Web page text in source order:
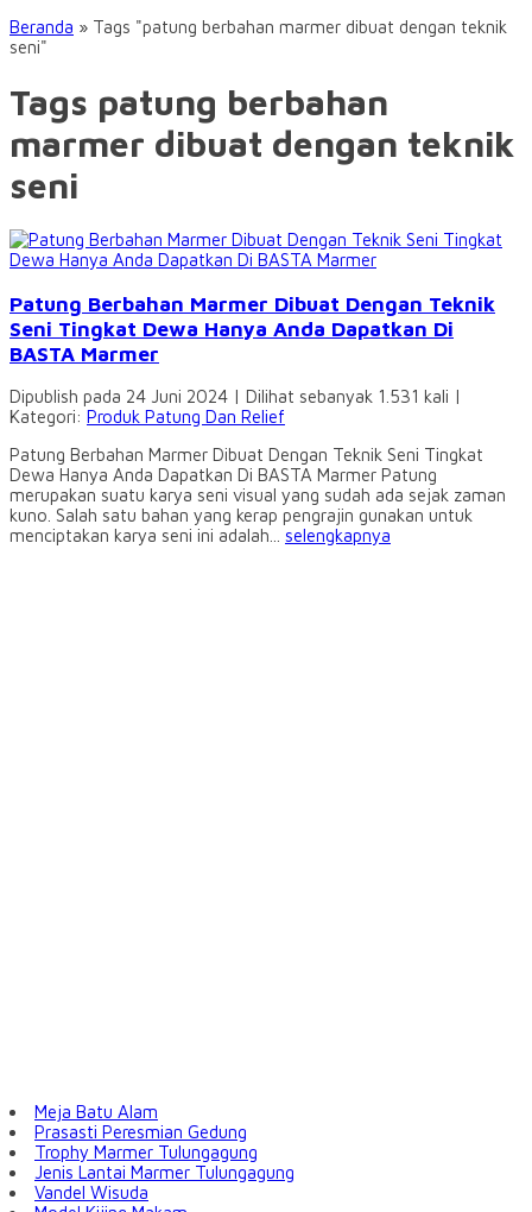
Beranda » Tags "patung berbahan marmer dibuat dengan teknik
seni"
Tags patung berbahan
marmer dibuat dengan teknik
seni
Patung Berbahan Marmer Dibuat Dengan Teknik
Seni Tingkat Dewa Hanya Anda Dapatkan Di
BASTA Marmer
Dipublish pada 24 Juni 2024 | Dilihat sebanyak 1.531 kali |
Kategori: Produk Patung Dan Relief
Patung Berbahan Marmer Dibuat Dengan Teknik Seni Tingkat
Dewa Hanya Anda Dapatkan Di BASTA Marmer Patung
merupakan suatu karya seni visual yang sudah ada sejak zaman
kuno. Salah satu bahan yang kerap pengrajin gunakan untuk
menciptakan karya seni ini adalah... selengkapnya
Meja Batu Alam
Prasasti Peresmian Gedung
Trophy Marmer Tulungagung
Jenis Lantai Marmer Tulungagung
Vandel Wisuda